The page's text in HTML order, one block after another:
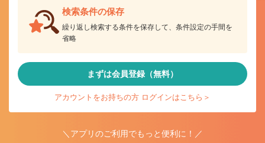
検索条件の保存
繰り返し検索する条件を保存して、条件設定の手間を
省略
まずは会員登録（無料）
アカウントをお持ちの方 ログインはこちら＞
＼アプリのご利用でもっと便利に！／